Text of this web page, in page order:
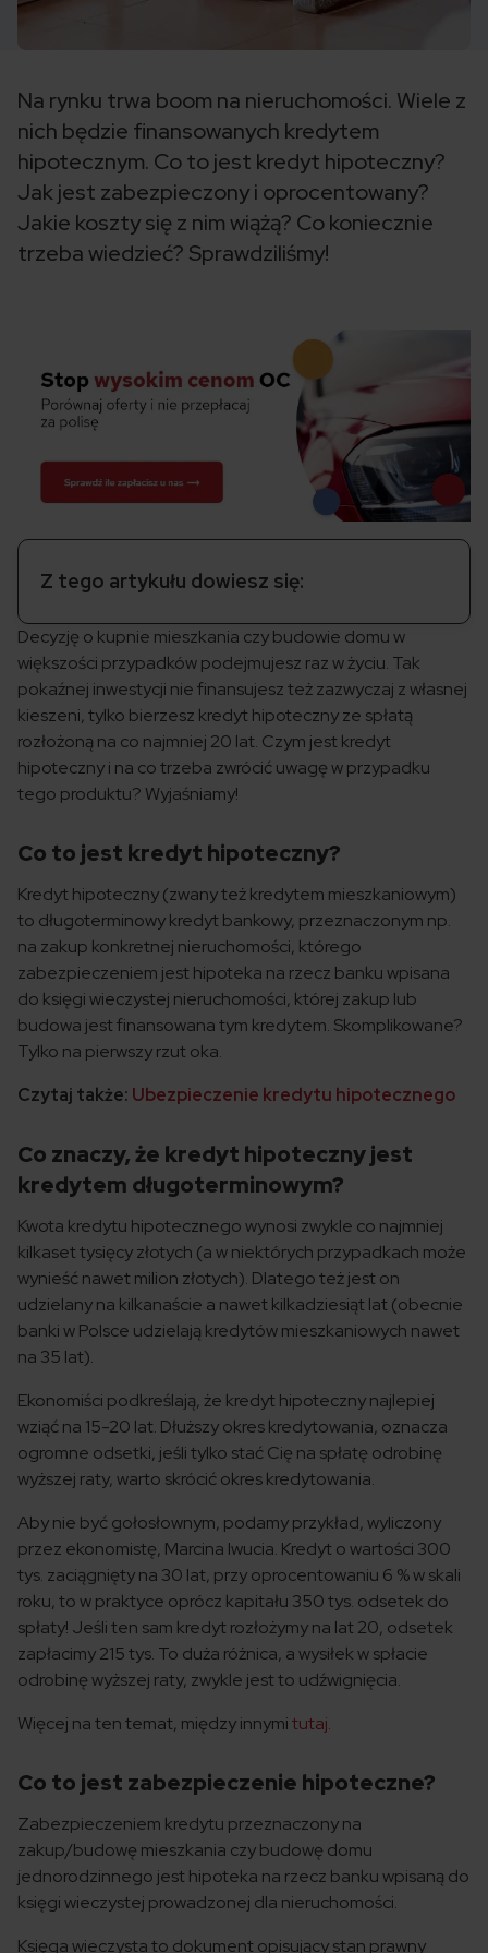
Na rynku trwa boom na nieruchomości. Wiele z
nich będzie finansowanych kredytem
hipotecznym. Co to jest kredyt hipoteczny?
Jak jest zabezpieczony i oprocentowany?
Jakie koszty się z nim wiążą? Co koniecznie
trzeba wiedzieć? Sprawdziliśmy!
Z tego artykułu dowiesz się:
Decyzję o kupnie mieszkania czy budowie domu w
większości przypadków podejmujesz raz w życiu. Tak
pokaźnej inwestycji nie finansujesz też zazwyczaj z własnej
kieszeni, tylko bierzesz kredyt hipoteczny ze spłatą
rozłożoną na co najmniej 20 lat. Czym jest kredyt
hipoteczny i na co trzeba zwrócić uwagę w przypadku
tego produktu? Wyjaśniamy!
Co to jest kredyt hipoteczny?
Kredyt hipoteczny (zwany też kredytem mieszkaniowym)
to długoterminowy kredyt bankowy, przeznaczonym np.
na zakup konkretnej nieruchomości, którego
zabezpieczeniem jest hipoteka na rzecz banku wpisana
do księgi wieczystej nieruchomości, której zakup lub
budowa jest finansowana tym kredytem. Skomplikowane?
Tylko na pierwszy rzut oka.
Czytaj także: Ubezpieczenie kredytu hipotecznego
Co znaczy, że kredyt hipoteczny jest
kredytem długoterminowym?
Kwota kredytu hipotecznego wynosi zwykle co najmniej
kilkaset tysięcy złotych (a w niektórych przypadkach może
wynieść nawet milion złotych). Dlatego też jest on
udzielany na kilkanaście a nawet kilkadziesiąt lat (obecnie
banki w Polsce udzielają kredytów mieszkaniowych nawet
na 35 lat).
Ekonomiści podkreślają, że kredyt hipoteczny najlepiej
wziąć na 15-20 lat. Dłuższy okres kredytowania, oznacza
ogromne odsetki, jeśli tylko stać Cię na spłatę odrobinę
wyższej raty, warto skrócić okres kredytowania.
Aby nie być gołosłownym, podamy przykład, wyliczony
przez ekonomistę, Marcina Iwucia. Kredyt o wartości 300
tys. zaciągnięty na 30 lat, przy oprocentowaniu 6 % w skali
roku, to w praktyce oprócz kapitału 350 tys. odsetek do
spłaty! Jeśli ten sam kredyt rozłożymy na lat 20, odsetek
zapłacimy 215 tys. To duża różnica, a wysiłek w spłacie
odrobinę wyższej raty, zwykle jest to udźwignięcia.
Więcej na ten temat, między innymitutaj.
Co to jest zabezpieczenie hipoteczne?
Zabezpieczeniem kredytu przeznaczony na
zakup/budowę mieszkania czy budowę domu
jednorodzinnego jest hipoteka na rzecz banku wpisaną do
księgi wieczystej prowadzonej dla nieruchomości.
Księga wieczysta to dokument opisujący stan prawny